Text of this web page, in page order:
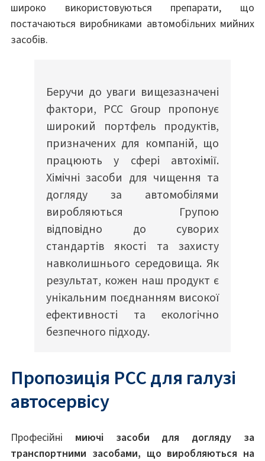
широко використовуються препарати, що
постачаються виробниками автомобільних мийних
засобів.
Беручи до уваги вищезазначені
фактори, PCC Group пропонує
широкий портфель продуктів,
призначених для компаній, що
працюють у сфері автохімії.
Хімічні засоби для чищення та
догляду за автомобілями
виробляються Групою
відповідно до суворих
стандартів якості та захисту
навколишнього середовища. Як
результат, кожен наш продукт є
унікальним поєднанням високої
ефективності та екологічно
безпечного підходу.
Пропозиція PCC для галузі
автосервісу
Професійні миючі засоби для догляду за
транспортними засобами, що виробляються на